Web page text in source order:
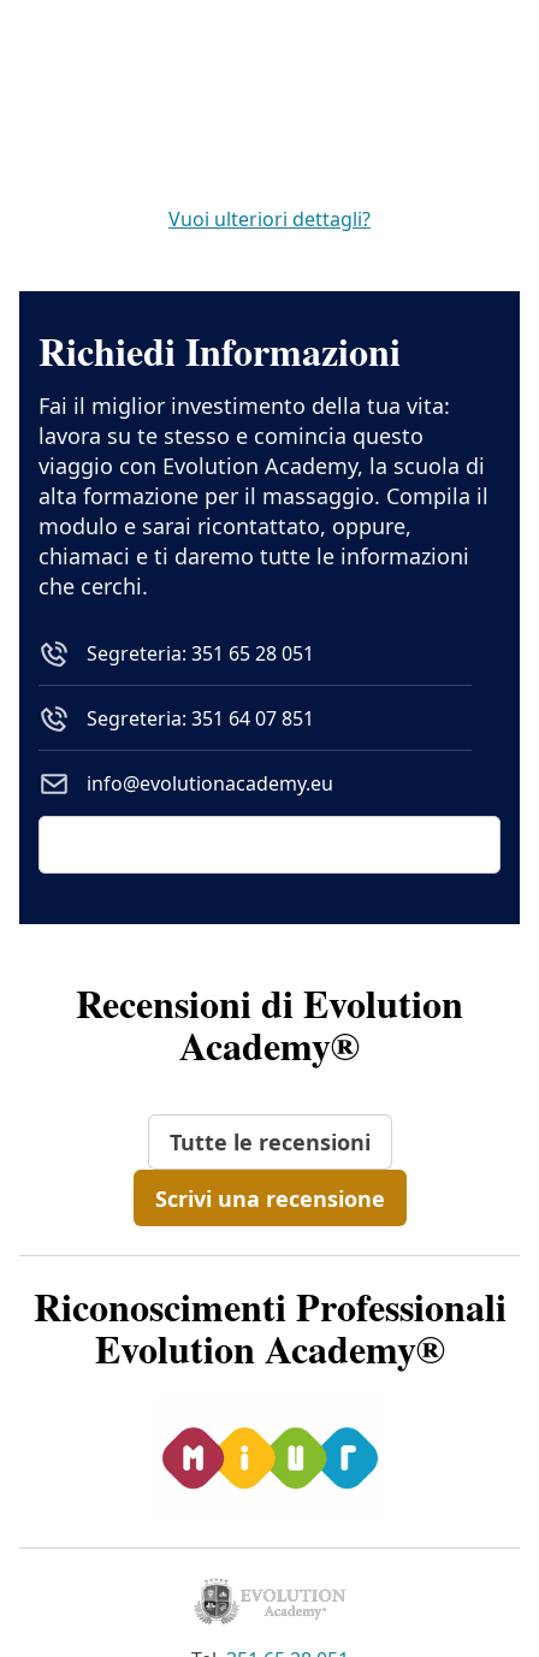
Vuoi ulteriori dettagli?
Richiedi Informazioni
Fai il miglior investimento della tua vita:
lavora su te stesso e comincia questo
viaggio con Evolution Academy, la scuola di
alta formazione per il massaggio. Compila il
modulo e sarai ricontattato, oppure,
chiamaci e ti daremo tutte le informazioni
che cerchi.
Segreteria: 351 65 28 051
Segreteria: 351 64 07 851
info@evolutionacademy.eu
Recensioni di Evolution
Academy®
Tutte le recensioni
Scrivi una recensione
Riconoscimenti Professionali
Evolution Academy®